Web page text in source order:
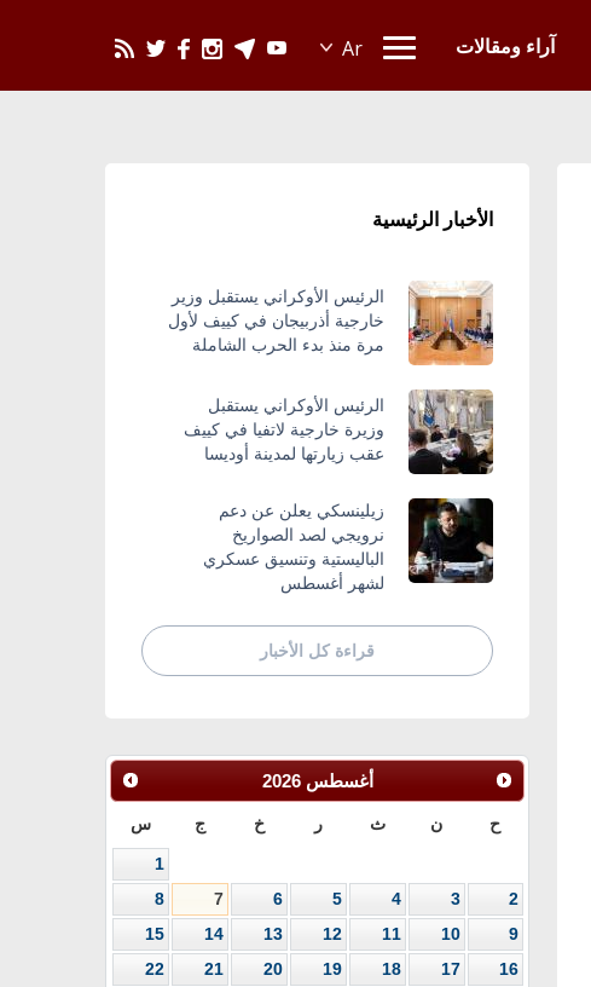
آراء ومقالات
الأخبار الرئيسية
الرئيس الأوكراني يستقبل وزير
خارجية أذربيجان في كييف لأول
مرة منذ بدء الحرب الشاملة
الرئيس الأوكراني يستقبل
وزيرة خارجية لاتفيا في كييف
عقب زيارتها لمدينة أوديسا
زيلينسكي يعلن عن دعم
نرويجي لصد الصواريخ
الباليستية وتنسيق عسكري
لشهر أغسطس
قراءة كل الأخبار
أغسطس 2026
ح ن ث ر خ ج س
1
2
3
4
5
6
7
8
9
10
11
12
13
14
15
16
17
18
19
20
21
22